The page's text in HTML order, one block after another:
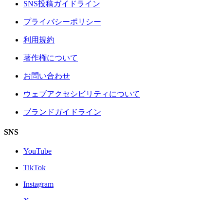
SNS投稿ガイドライン
プライバシーポリシー
利用規約
著作権について
お問い合わせ
ウェブアクセシビリティについて
ブランドガイドライン
SNS
YouTube
TikTok
Instagram